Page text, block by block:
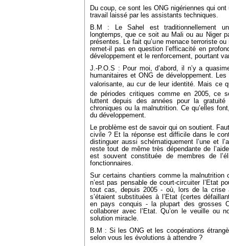
Du coup, ce sont les ONG nigériennes qui
travail laissé par les assistants techniques.
B.M : Le Sahel est traditionnellement
longtemps, que ce soit au Mali ou au Niger
présentes. Le fait qu’une menace terroriste
remet-il pas en question l’efficacité en
développement et le renforcement, pourtant
J.-P.O.S : Pour moi, d’abord, il n’y a
humanitaires et ONG de développement.
valorisante, au cur de leur identité. Mais ce
de périodes critiques comme en 2005, ce
luttent depuis des années pour la
chroniques ou la malnutrition. Ce qu’elles
du développement.
Le problème est de savoir qui on soutient.
civile ? Et la réponse est difficile dans le
distinguer aussi schématiquement l’une et
reste tout de même très dépendante de
est souvent constituée de membres de
fonctionnaires.
Sur certains chantiers comme la malnutrition
n’est pas pensable de court-circuiter l’Etat
tout cas, depuis 2005 - où, lors de la crise
s’étaient substituées à l’Etat (certes
en pays conquis - la plupart des grosses
collaborer avec l’Etat. Qu’on le veuille ou
solution miracle.
B.M : Si les ONG et les coopérations
selon vous les évolutions à attendre ?